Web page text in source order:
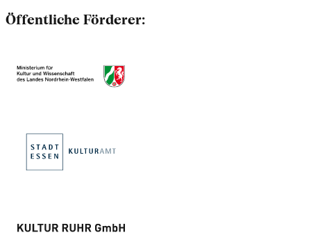
Öffentliche Förderer: